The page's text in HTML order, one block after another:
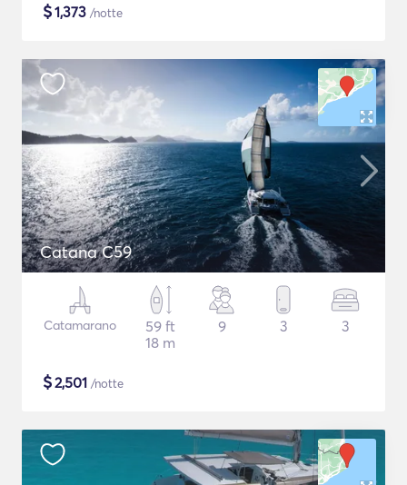
$1,373 /notte
Catana C59
Catamarano
59 ft
18 m
9 3 3
$2,501 /notte